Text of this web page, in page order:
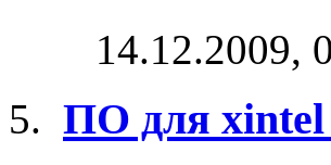
14.12.2009,
ПО для xintel